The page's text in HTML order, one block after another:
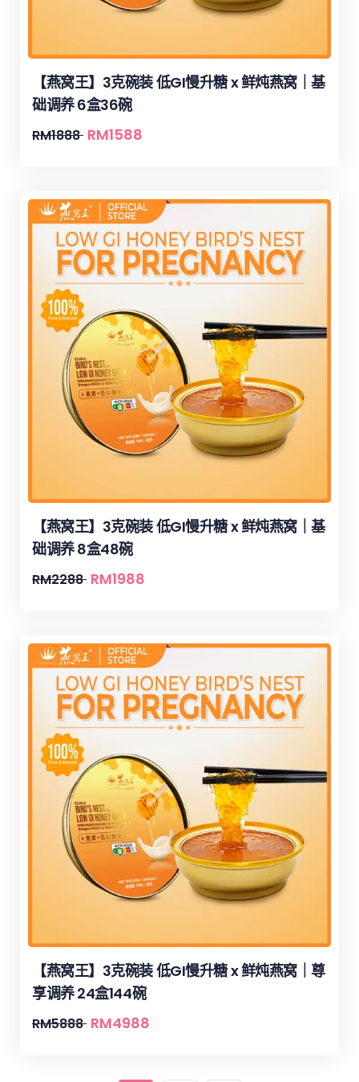
【燕窝王】3克碗装 低GI慢升糖 x 鲜炖燕窝｜基
础调养 6盒36碗
RM1888 RM1588
【燕窝王】3克碗装 低GI慢升糖 x 鲜炖燕窝｜基
础调养 8盒48碗
RM2288 RM1988
【燕窝王】3克碗装 低GI慢升糖 x 鲜炖燕窝｜尊
享调养 24盒144碗
RM5888 RM4988